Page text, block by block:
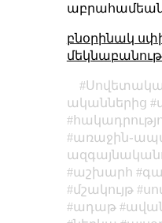
բնօրինակ
ականներից
աշխարհ
մշակույթ
ադաթ